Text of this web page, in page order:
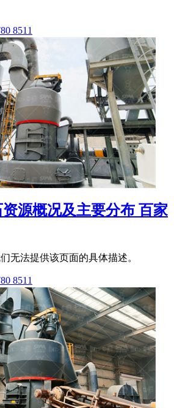
8511
源概况及主要分布 百家
无法提供该页面的具体描述。
8511